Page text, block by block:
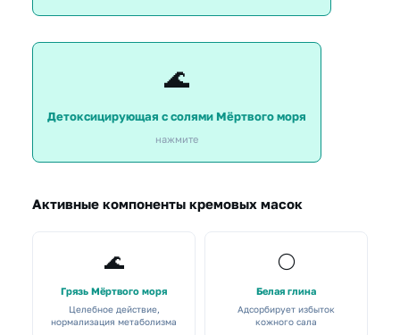
🌊
Детоксицирующая с солями Мёртвого моря
нажмите
загрязнённых расширенных пор.
Активные компоненты кремовых масок
🌊
Грязь Мёртвого моря
Целебное действие,
нормализация метаболизма
⚪
Белая глина
Адсорбирует избыток
кожного сала